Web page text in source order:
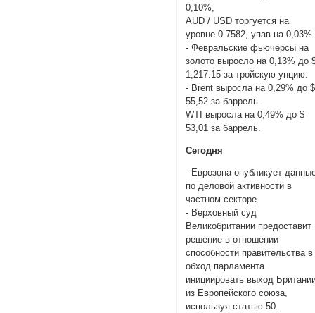
0,10%,
AUD / USD торгуется на
уровне 0.7582, упав на 0,03%.
- Февральские фьючерсы на
золото выросло на 0,13% до
1,217.15 за тройскую унцию.
- Brent выросла на 0,29% до $
55,52 за баррель.
WTI выросла на 0,49% до $
53,01 за баррель.
Сегодня
- Еврозона опубликует
по деловой активности в
частном секторе.
- Верховный суд
Великобритании предоставит
решение в отношении
способности правительства в
обход парламента
инициировать выход
из Европейского союза,
используя статью 50.